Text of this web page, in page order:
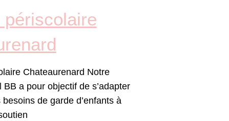
périscolaire
Chateaurenard Notre
a pour objectif de s’adapter
de garde d’enfants à